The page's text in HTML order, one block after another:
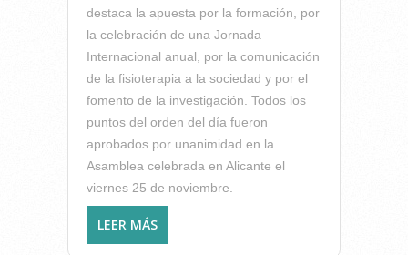
destaca la apuesta por la formación, por
la celebración de una Jornada
Internacional anual, por la comunicación
de la fisioterapia a la sociedad y por el
fomento de la investigación. Todos los
puntos del orden del día fueron
aprobados por unanimidad en la
Asamblea celebrada en Alicante el
viernes 25 de noviembre.
LEER MÁS
ICOFCV APRUEBA POR